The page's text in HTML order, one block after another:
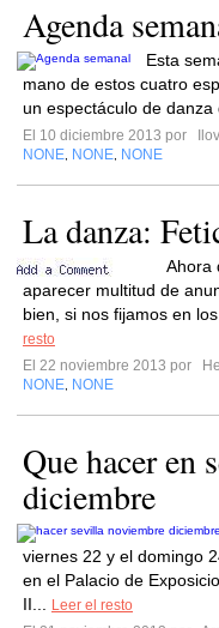
Agenda
Esta
mano de estos cuatro
un espectáculo de danza
El 10 diciembre 2013 por
NONE NONE NONE
La danza:
Ahora
aparecer multitud de
bien, si nos fijamos en
resto
El 22 noviembre 2013 por
NONE NONE
Que hacer en
diciembre
viernes 22 y el domingo
en el Palacio de
II...
Leer el resto